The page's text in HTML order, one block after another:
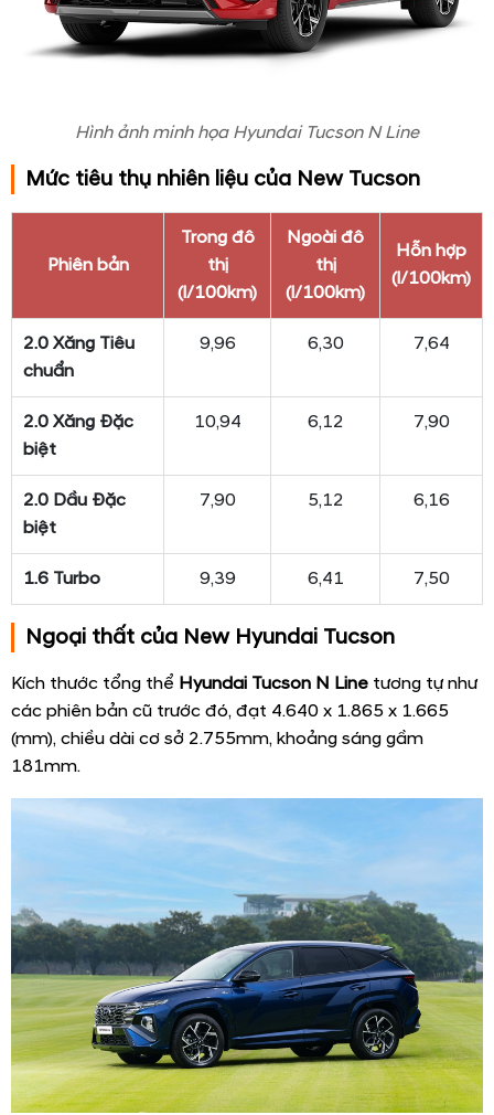
Hình ảnh minh họa Hyundai Tucson N Line
Mức tiêu thụ nhiên liệu của New Tucson
Phiên bản
Trong đô
thị
(l/100km)
Ngoài đô
thị
(l/100km)
Hỗn hợp
(l/100km)
2.0 Xăng Tiêu
chuẩn
9,96 6,30 7,64
2.0 Xăng Đặc
biệt
10,94 6,12 7,90
2.0 Dầu Đặc
biệt
7,90 5,12 6,16
1.6 Turbo 9,39 6,41 7,50
Ngoại thất của New Hyundai Tucson
Kích thước tổng thể Hyundai Tucson N Line tương tự như
các phiên bản cũ trước đó, đạt 4.640 x 1.865 x 1.665
(mm), chiều dài cơ sở 2.755mm, khoảng sáng gầm
181mm.